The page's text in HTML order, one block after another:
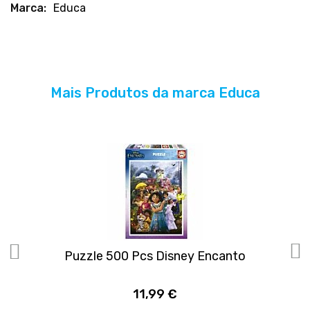
Mais
Educa
Mais Produtos da marca Educa
Puzzle 500 Pcs Disney Encanto
11,99 €